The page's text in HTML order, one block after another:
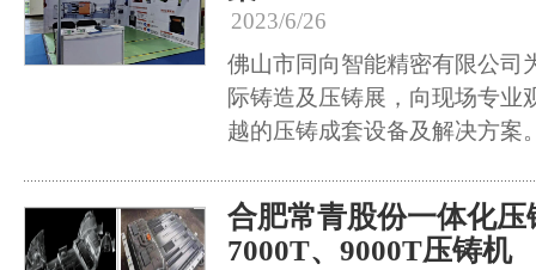
2023/6/26
佛山市同向智能精密有限公司
际铸造及压铸展，向现场专业
越的压铸成套设备及解决方案
合肥常青股份一体化
7000T、9000T压铸机